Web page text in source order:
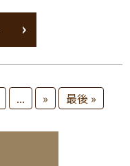
... » 最後 »